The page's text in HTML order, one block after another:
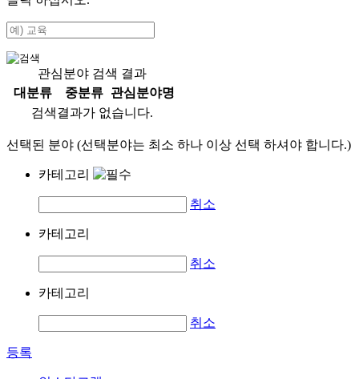
관심분야 검색 결과
대분류
중분류
관심분야명
검색결과가 없습니다.
선택된 분야 (선택분야는 최소 하나 이상 선택 하셔야 합니다.)
카테고리
취소
카테고리
취소
카테고리
취소
등록